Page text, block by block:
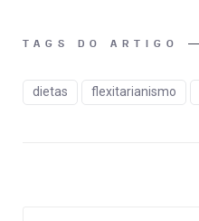
TAGS DO ARTIGO
dietas flexitarianismo